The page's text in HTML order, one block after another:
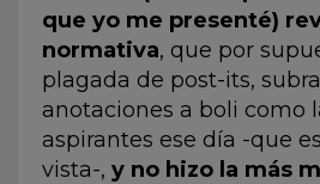
que yo me presenté)
normativa, que por
plagada de post-its,
anotaciones a boli como
aspirantes ese día -que
vista-, y no hizo la más